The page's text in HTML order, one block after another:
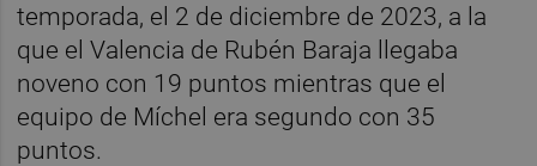
temporada, el 2 de diciembre de 2023, a la
que el Valencia de Rubén Baraja llegaba
noveno con 19 puntos mientras que el
equipo de Míchel era segundo con 35
puntos.